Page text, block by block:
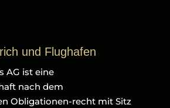
und Flughafen
AG ist eine
nach dem
Obligationen-recht mit Sitz